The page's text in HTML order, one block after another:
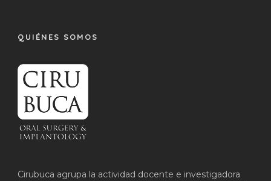
QUIÉNES SOMOS
Cirubuca agrupa la actividad docente e investigadora